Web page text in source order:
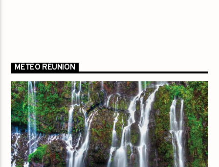
MÉTÉO RÉUNION